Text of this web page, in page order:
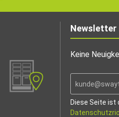
Newsletter
Keine
Diese Seite ist